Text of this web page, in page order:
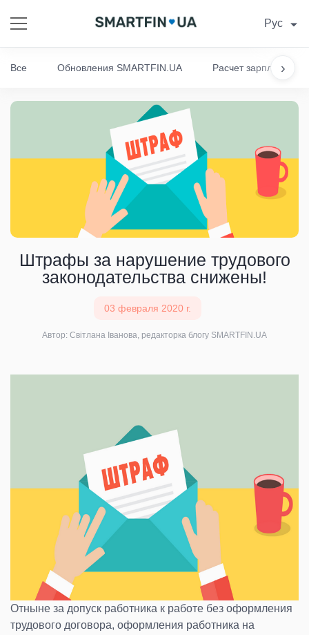
Рус
›
Все Обновления SMARTFIN.UA Расчет зарплаты
Штрафы за нарушение трудового
законодательства снижены!
03 февраля 2020 г.
Автор: Світлана Іванова, редакторка блогу SMARTFIN.UA
Отныне за допуск работника к работе без оформления
трудового договора, оформления работника на